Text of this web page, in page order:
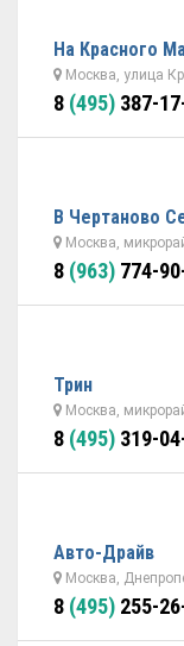
На Красного
Москва, улица
8 (495) 387-
В Чертаново
Москва,
8 (963) 774-
Трин
Москва,
8 (495) 319-
Авто-Драйв
Москва,
8 (495) 255-